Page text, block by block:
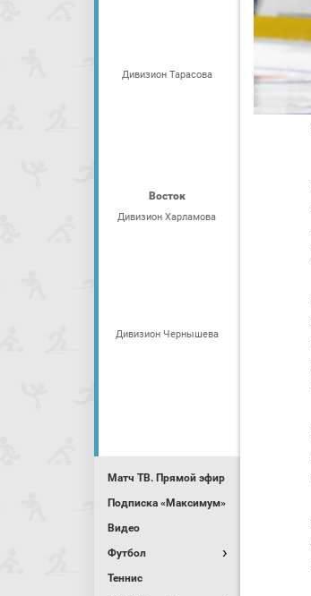
Дивизион Тарасова
Восток
Дивизион Харламова
Дивизион Чернышева
Матч ТВ. Прямой эфир
Подписка «Максимум»
Видео
Футбол
Теннис